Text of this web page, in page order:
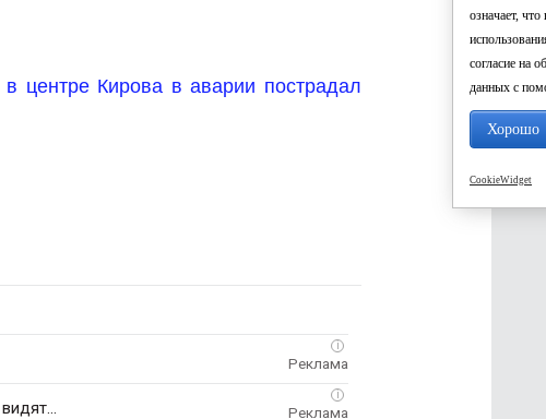
центре Кирова в аварии пострадал
i
i
означает,
согласие на
данных с
Хорошо
CookieWidget